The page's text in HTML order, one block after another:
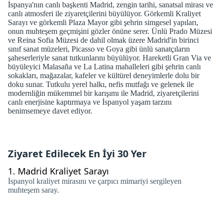
İspanya'nın canlı başkenti Madrid, zengin tarihi, sanatsal mirası ve
canlı atmosferi ile ziyaretçilerini büyülüyor. Görkemli Kraliyet
Sarayı ve görkemli Plaza Mayor gibi şehrin simgesel yapıları,
onun muhteşem geçmişini gözler önüne serer. Ünlü Prado Müzesi
ve Reina Sofia Müzesi de dahil olmak üzere Madrid'in birinci
sınıf sanat müzeleri, Picasso ve Goya gibi ünlü sanatçıların
şaheserleriyle sanat tutkunlarını büyülüyor. Hareketli Gran Via ve
büyüleyici Malasaña ve La Latina mahalleleri gibi şehrin canlı
sokakları, mağazalar, kafeler ve kültürel deneyimlerle dolu bir
doku sunar. Tutkulu yerel halkı, nefis mutfağı ve gelenek ile
modernliğin mükemmel bir karışımı ile Madrid, ziyaretçilerini
canlı enerjisine kaptırmaya ve İspanyol yaşam tarzını
benimsemeye davet ediyor.
Ziyaret Edilecek En İyi 30 Yer
1. Madrid Kraliyet Sarayı
İspanyol kraliyet mirasını ve çarpıcı mimariyi sergileyen
muhteşem saray.